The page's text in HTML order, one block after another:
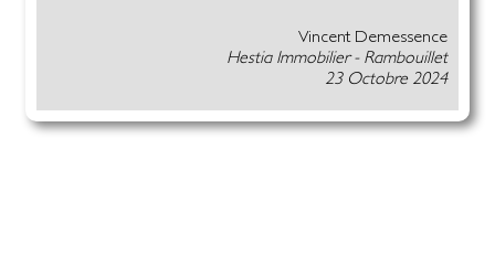
Vincent Demessence
Hestia Immobilier - Rambouillet
23 Octobre 2024